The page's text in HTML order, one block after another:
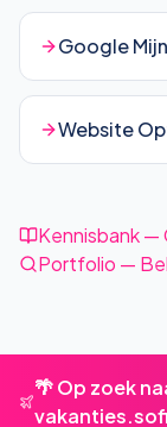
Google
Website
Kennisbank —
Portfolio —
🌴 Op zoek